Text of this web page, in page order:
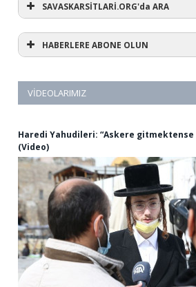
SAVASKARSİTLARİ.ORG'da ARA
HABERLERE ABONE OLUN
VIDEOLARIMIZ
Haredi Yahudileri: “Askere
(Video)